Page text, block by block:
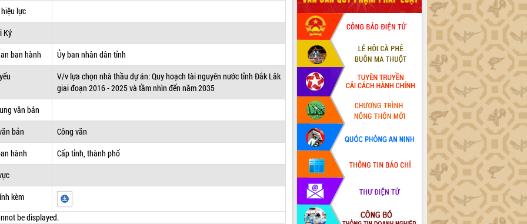
lực
Ký
ban hành
Ủy ban nhân dân tỉnh
V/v lựa chọn nhà thầu dự án: Quy hoạch tài nguyên nước tỉnh Đắk Lắk
giai đoạn 2016 - 2025 và tầm nhìn đến năm 2035
văn bản
bản
Công văn
hành
Cấp tỉnh, thành phố
kèm
be displayed.